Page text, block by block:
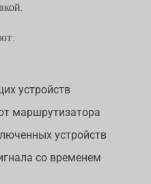
устройств
маршрутизатора
устройств
со временем